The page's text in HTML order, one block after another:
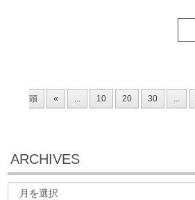
頭
« ... 10 20 30 ...
ARCHIVES